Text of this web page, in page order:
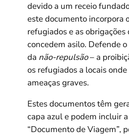
devido a um receio
este documento incorpora
refugiados e as obrigações
concedem asilo. Defende
da não-repulsão– a
os refugiados a locais
ameaças graves.
Estes documentos têm
capa azul e podem incluir
“Documento de Viagem”,